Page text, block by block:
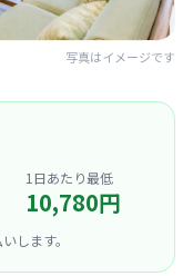
写真はイメージです
1日あたり最低
10,780円
します。